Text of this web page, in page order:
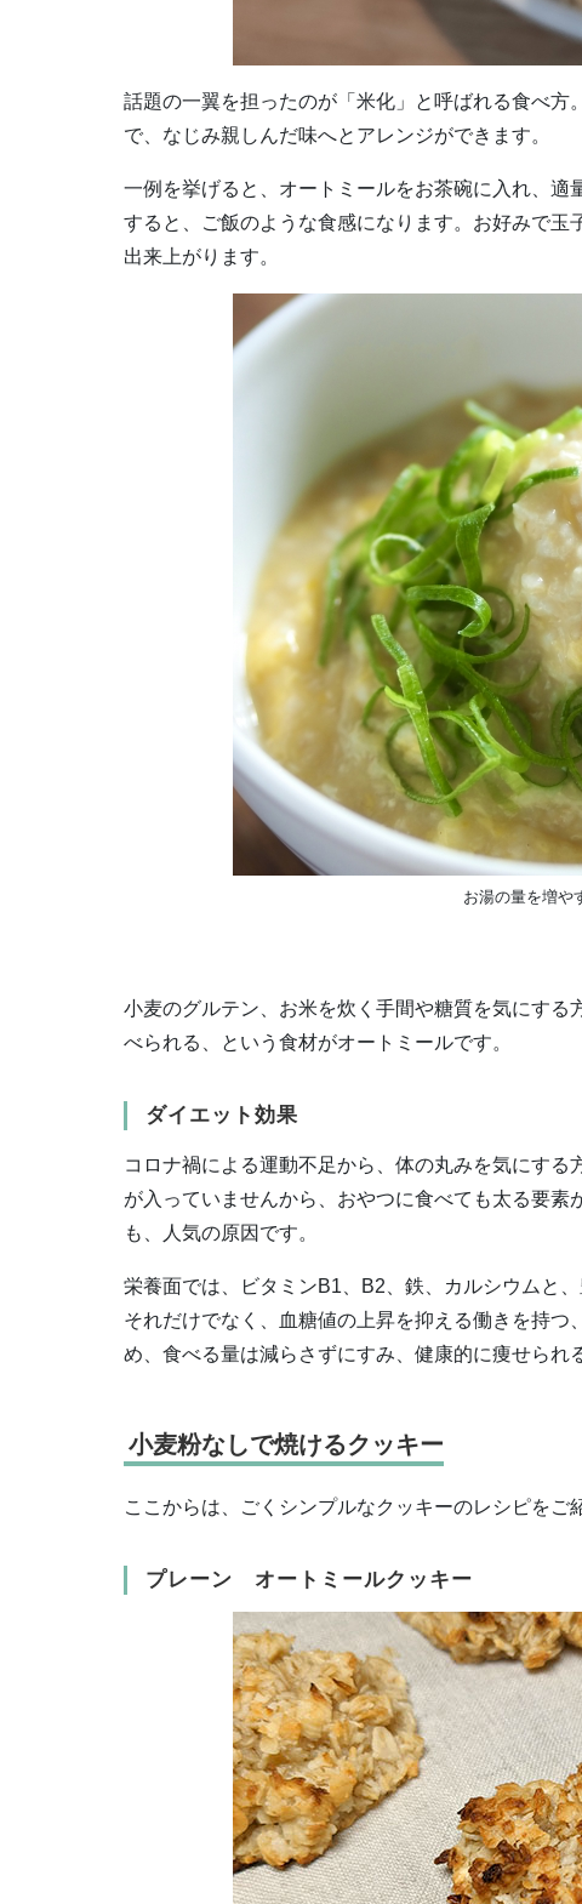
話題の一翼を担ったのが「米化」と呼ばれる食べ
で、なじみ親しんだ味へとアレンジができます。
一例を挙げると、オートミールをお茶碗に入れ、
すると、ご飯のような食感になります。お好みで
出来上がります。
お湯の量を増や
小麦のグルテン、お米を炊く手間や糖質を気にす
べられる、という食材がオートミールです。
ダイエット効果
コロナ禍による運動不足から、体の丸みを気にす
が入っていませんから、おやつに食べても太る要
も、人気の原因です。
栄養面では、ビタミンB1、B2、鉄、カルシウムと
それだけでなく、血糖値の上昇を抑える働きを持
め、食べる量は減らさずにすみ、健康的に痩せられ
小麦粉なしで焼けるクッキー
ここからは、ごくシンプルなクッキーのレシピをご
プレーン オートミールクッキー